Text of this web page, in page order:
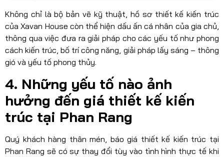
Không chỉ là bộ bản vẽ kỹ thuật, hồ sơ thiết kế kiến trúc
của Xavan House còn thể hiện dấu ấn cá nhân của gia chủ,
thông qua việc đưa ra giải pháp cho các yếu tố như phong
cách kiến trúc, bố trí công năng, giải pháp lấy sáng – thông
gió và yếu tố phong thủy.
4. Những yếu tố nào ảnh
hưởng đến giá thiết kế kiến
trúc tại Phan Rang
Quý khách hàng thân mén, báo giá thiết kế kiến trúc tại
Phan Rang sẽ có sự thay đổi tùy vào tình hình thực tế khi